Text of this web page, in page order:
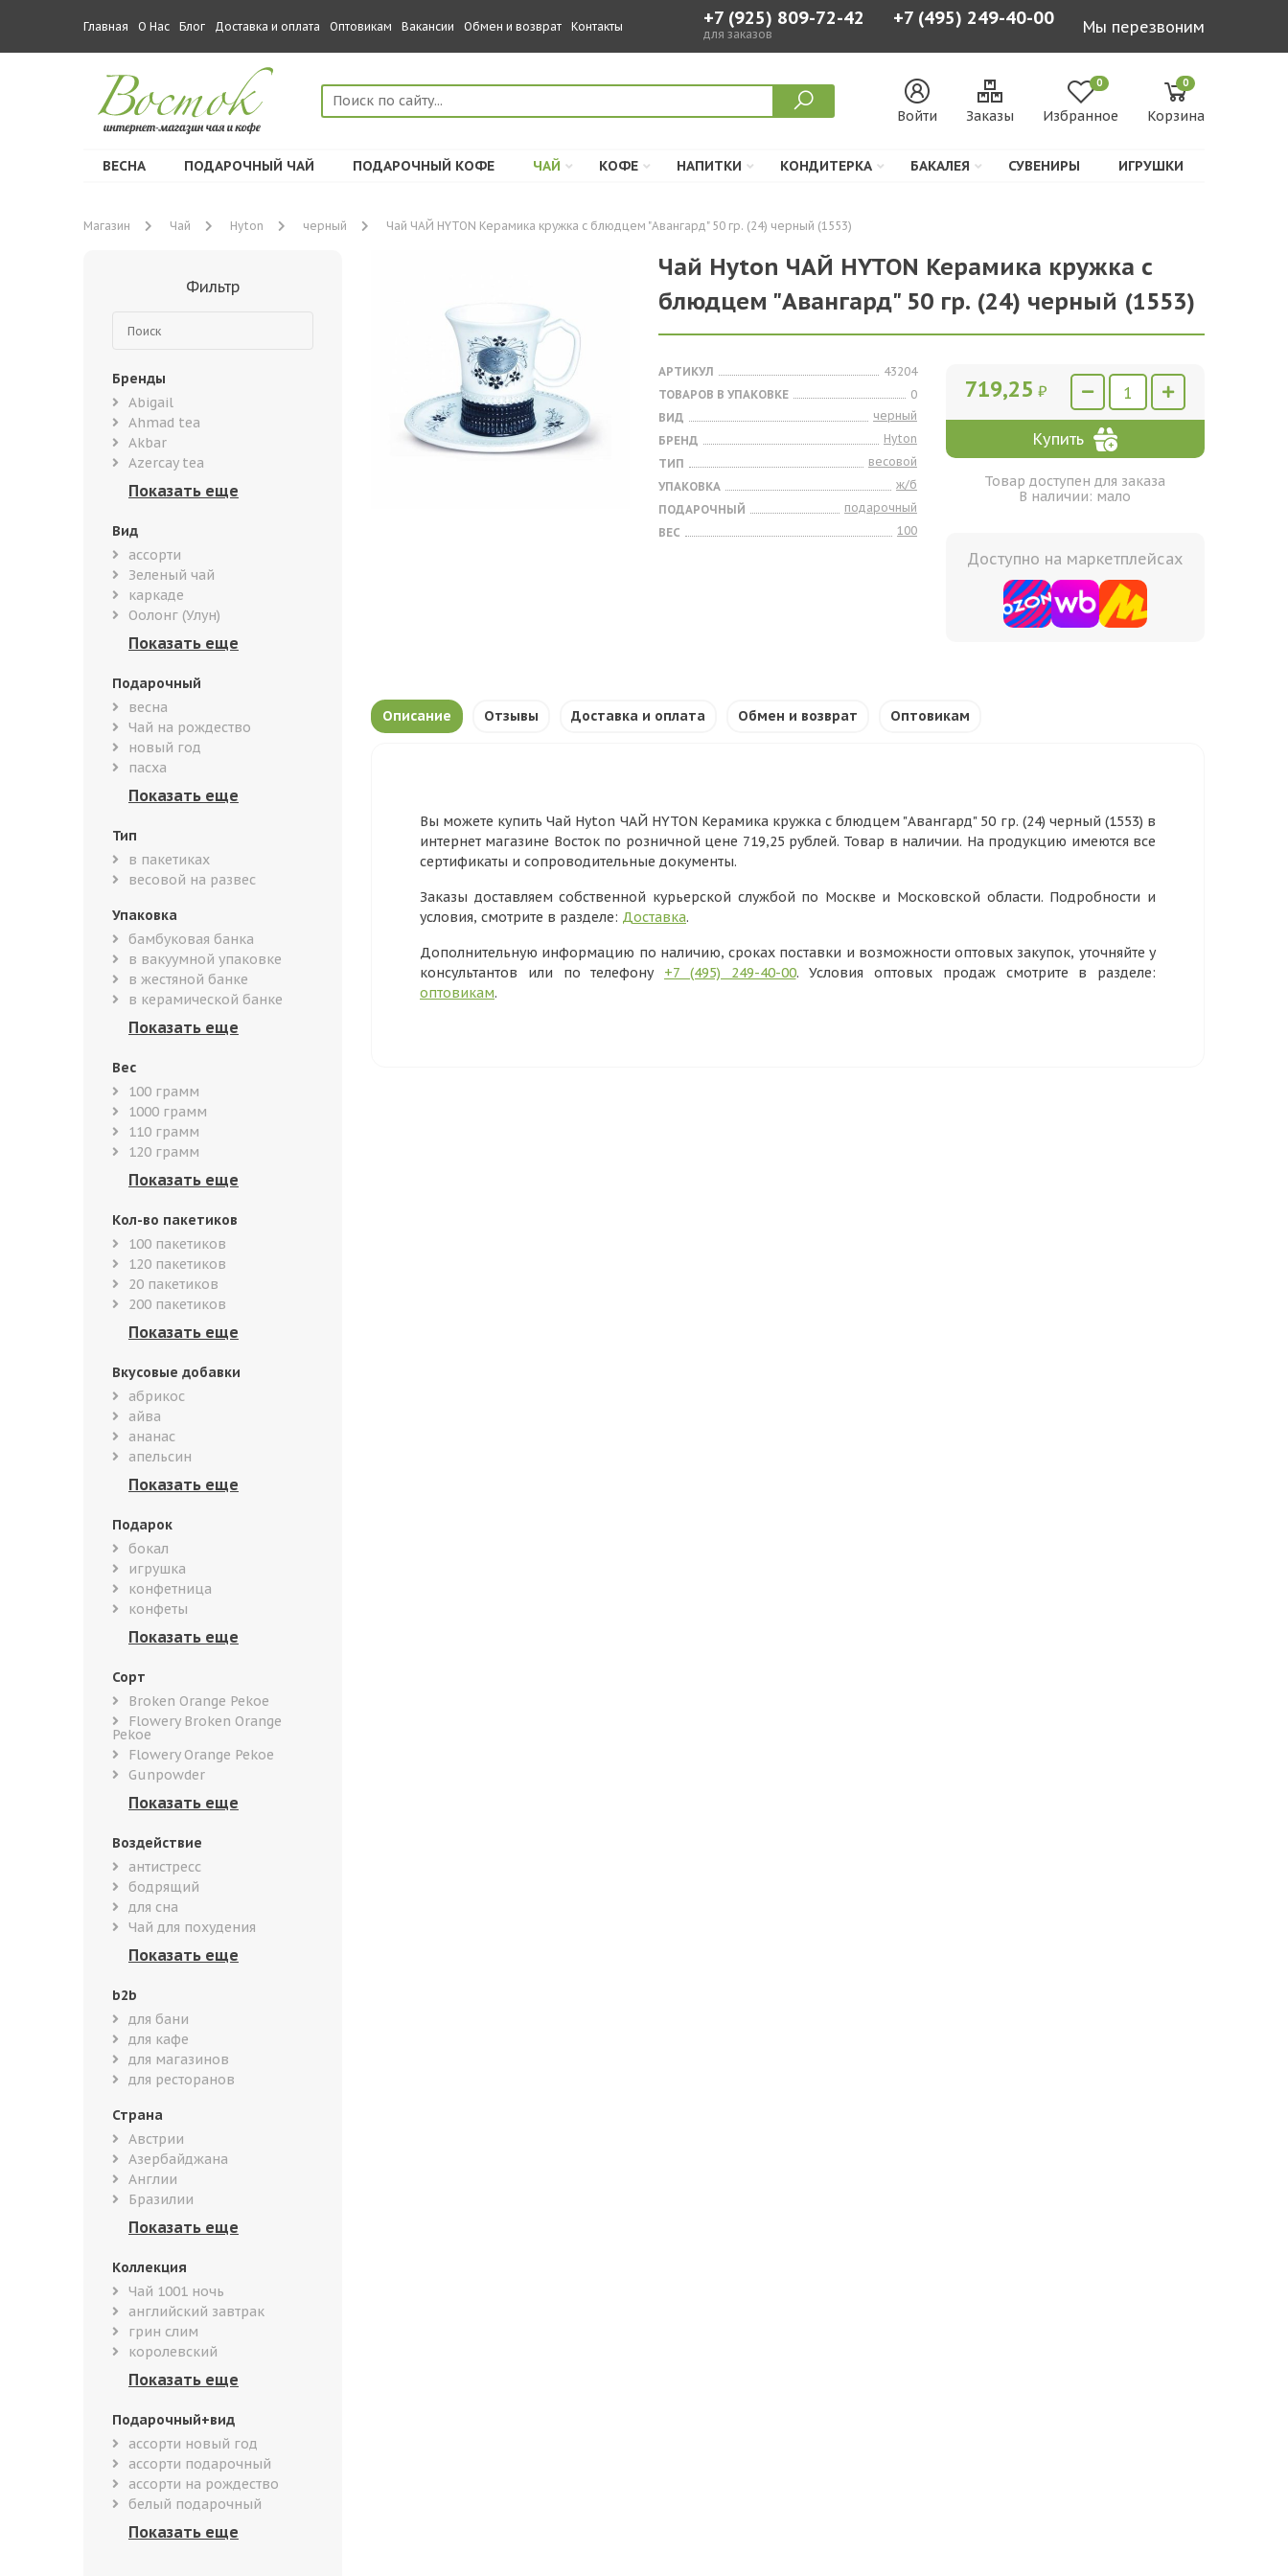
Главная О Нас Блог Доставка и оплата Оптовикам Вакансии Обмен и возврат Контакты +7 (925) 809-72-42
для заказов
+7 (495) 249-40-00 Мы перезвоним
Войти Заказы
0
Избранное
0
Корзина
ВЕСНА ПОДАРОЧНЫЙ ЧАЙ ПОДАРОЧНЫЙ КОФЕ ЧАЙ КОФЕ НАПИТКИ КОНДИТЕРКА БАКАЛЕЯ СУВЕНИРЫ ИГРУШКИ
Магазин Чай Hyton черный Чай ЧАЙ HYTON Керамика кружка с блюдцем "Авангард" 50 гр. (24) черный (1553)
Фильтр
Бренды
Abigail
Ahmad tea
Akbar
Azercay tea
Вид
ассорти
Зеленый чай
каркаде
Оолонг (Улун)
Подарочный
весна
Чай на рождество
новый год
пасха
Тип
в пакетиках
весовой на развес
Упаковка
бамбуковая банка
в вакуумной упаковке
в жестяной банке
в керамической банке
Вес
100 грамм
1000 грамм
110 грамм
120 грамм
Кол-во пакетиков
100 пакетиков
120 пакетиков
20 пакетиков
200 пакетиков
Вкусовые добавки
абрикос
айва
ананас
апельсин
Подарок
бокал
игрушка
конфетница
конфеты
Сорт
Broken Orange Pekoe
Flowery Broken Orange
Pekoe
Flowery Orange Pekoe
Gunpowder
Воздействие
антистресс
бодрящий
для сна
Чай для похудения
b2b
для бани
для кафе
для магазинов
для ресторанов
Страна
Австрии
Азербайджана
Англии
Бразилии
Коллекция
Чай 1001 ночь
английский завтрак
грин слим
королевский
Подарочный+вид
ассорти новый год
ассорти подарочный
ассорти на рождество
белый подарочный
Чай Hyton ЧАЙ HYTON Керамика кружка с
блюдцем "Авангард" 50 гр. (24) черный (1553)
АРТИКУЛ
43204
ТОВАРОВ В УПАКОВКЕ
0
ВИД
черный
БРЕНД
Hyton
ТИП
весовой
УПАКОВКА
ж/б
ПОДАРОЧНЫЙ
подарочный
ВЕС
100
719,25 ₽
Купить
Товар доступен для заказа
В наличии: мало
Доступно на маркетплейсах
Описание Отзывы Доставка и оплата Обмен и возврат Оптовикам
Вы можете купить Чай Hyton ЧАЙ HYTON Керамика кружка с блюдцем "Авангард" 50 гр. (24) черный (1553) в
интернет магазине Восток по розничной цене 719,25 рублей. Товар в наличии. На продукцию имеются все
сертификаты и сопроводительные документы.
Заказы доставляем собственной курьерской службой по Москве и Московской области. Подробности и
условия, смотрите в разделе: Доставка.
Дополнительную информацию по наличию, сроках поставки и возможности оптовых закупок, уточняйте у
консультантов или по телефону +7 (495) 249-40-00. Условия оптовых продаж смотрите в разделе:
оптовикам.